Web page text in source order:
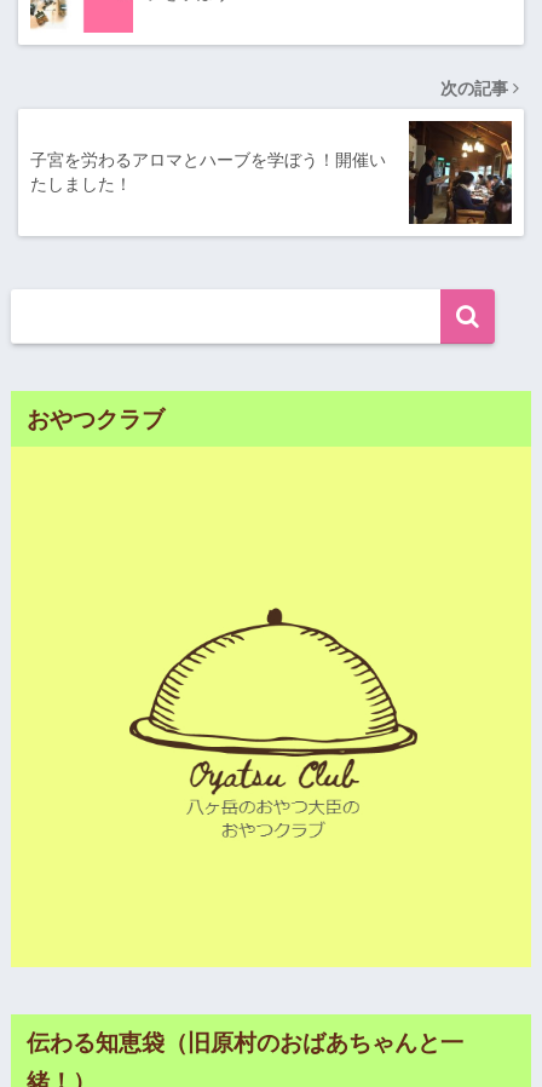
次の記事
子宮を労わるアロマとハーブを学ぼう！開催い
たしました！
おやつクラブ
伝わる知恵袋（旧原村のおばあちゃんと一
緒！）